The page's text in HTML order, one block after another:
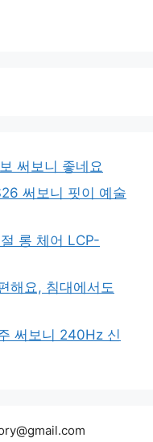
써보니 좋네요
써보니 핏이 예술
롱 체어 LCP-
해요, 침대에서도
써보니 240Hz 신